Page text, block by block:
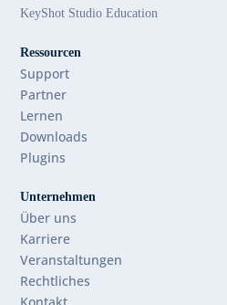
KeyShot Studio Education
Ressourcen
Support
Partner
Lernen
Downloads
Plugins
Unternehmen
Über uns
Karriere
Veranstaltungen
Rechtliches